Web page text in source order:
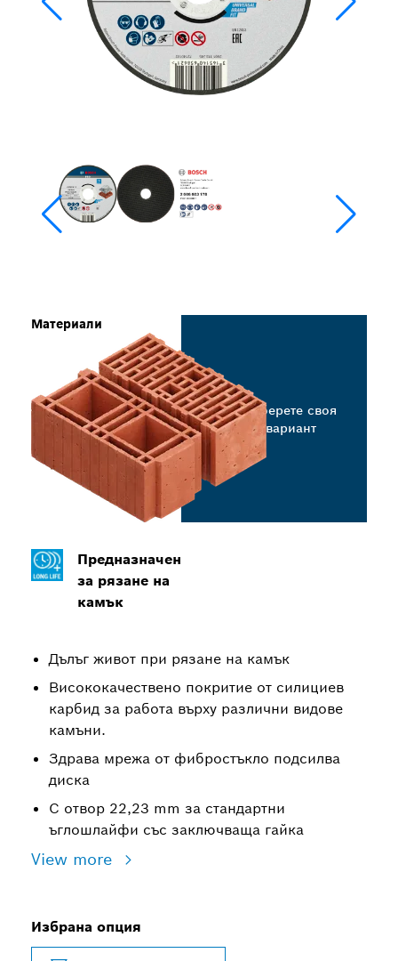
Предназначен
за рязане на
камък
Дълъг живот при рязане на камък
Висококачествено покритие от силициев
карбид за работа върху различни видове
камъни.
Здрава мрежа от фибростъкло подсилва
диска
С отвор 22,23 mm за стандартни
ъглошлайфи със заключваща гайка
View more
Материали
Изберете своя
вариант
Избрана опция